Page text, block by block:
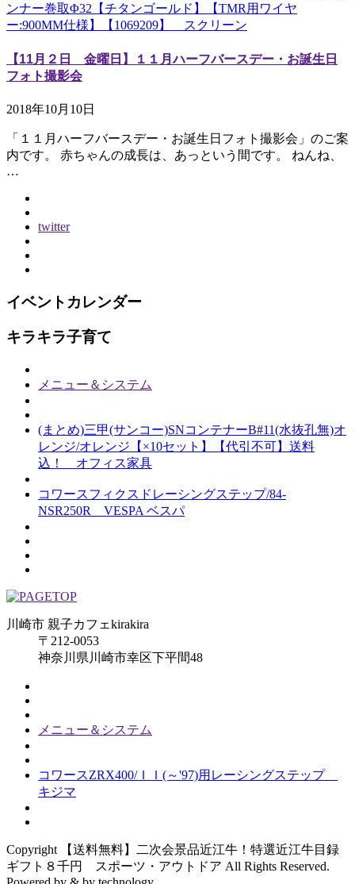
ンナー巻取Φ32【チタンゴールド】【TMR用ワイヤ
ー:900MM仕様】【1069209】 スクリーン
【11月２日 金曜日】１１月ハーフバースデー・お誕生日
フォト撮影会
2018年10月10日
「１１月ハーフバースデー・お誕生日フォト撮影会」のご案
内です。 赤ちゃんの成長は、あっという間です。 ねんね、
…
twitter
イベントカレンダー
キラキラ子育て
メニュー＆システム
(まとめ)三甲(サンコー)SNコンテナーB#11(水抜孔無)オ
レンジ/オレンジ【×10セット】【代引不可】送料
込！ オフィス家具
コワースフィクスドレーシングステップ/84-
NSR250R VESPA ベスパ
川崎市 親子カフェkirakira
〒212-0053
神奈川県川崎市幸区下平間48
メニュー＆システム
コワースZRX400/ＩＩ(～'97)用レーシングステップ
キジマ
Copyright 【送料無料】二次会景品近江牛！特選近江牛目録
ギフト８千円 スポーツ・アウトドア All Rights Reserved.